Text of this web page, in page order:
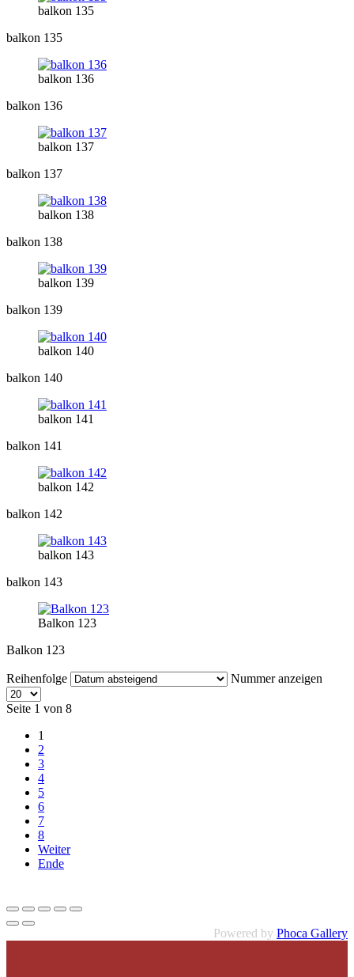
balkon 135
balkon 135
balkon 136
balkon 136
balkon 137
balkon 137
balkon 138
balkon 138
balkon 139
balkon 139
balkon 140
balkon 140
balkon 141
balkon 141
balkon 142
balkon 142
balkon 143
balkon 143
Balkon 123
Balkon 123
Reihenfolge Nummer anzeigen
Seite 1 von 8
1
2
3
4
5
6
7
8
Weiter
Ende
Powered by Phoca Gallery